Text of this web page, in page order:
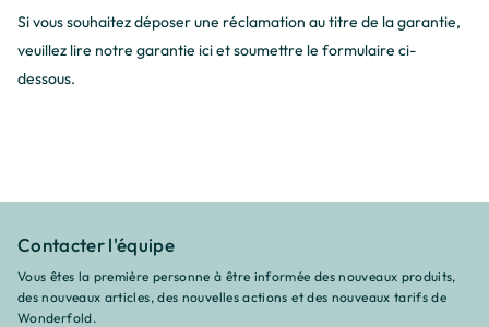
Si vous souhaitez déposer une réclamation au titre de la garantie,
veuillez lire notre garantie iciet soumettre le formulaire ci-
dessous.
Contacter l'équipe
Vous êtes la première personne à être informée des nouveaux produits,
des nouveaux articles, des nouvelles actions et des nouveaux tarifs de
Wonderfold.